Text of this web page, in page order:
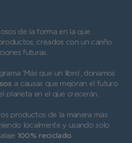
de la forma en la que
creados con un cariño
futuras.
‘Más que un libro’, donamos
a causas que mejoran el futuro
planeta en el que crecerán.
productos de la manera más
localmente y usando solo
100% reciclado.